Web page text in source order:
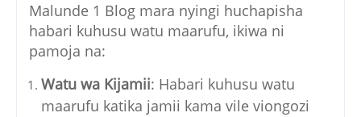
Malunde 1 Blog mara nyingi huchapisha
habari kuhusu watu maarufu, ikiwa ni
pamoja na:
Watu wa Kijamii: Habari kuhusu watu
maarufu katika jamii kama vile viongozi